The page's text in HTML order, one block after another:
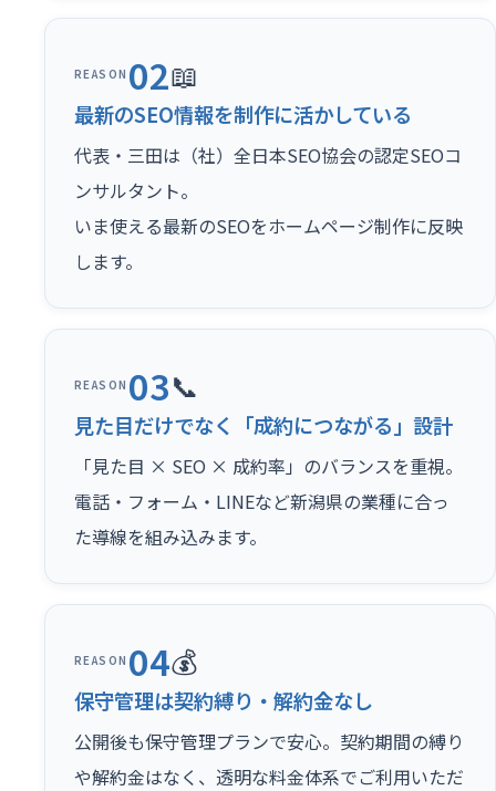
REASON 02📖
最新のSEO情報を制作に活かしている
代表・三田は（社）全日本SEO協会の認定SEOコ
ンサルタント。
いま使える最新のSEOをホームページ制作に反映
します。
REASON 03📞
見た目だけでなく「成約につながる」設計
「見た目 × SEO × 成約率」のバランスを重視。
電話・フォーム・LINEなど新潟県の業種に合っ
た導線を組み込みます。
REASON 04💰
保守管理は契約縛り・解約金なし
公開後も保守管理プランで安心。契約期間の縛り
や解約金はなく、透明な料金体系でご利用いただ